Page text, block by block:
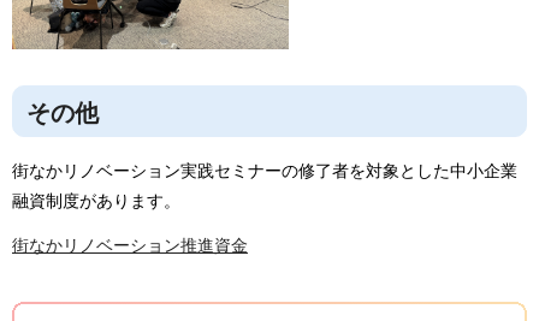
その他
街なかリノベーション実践セミナーの修了者を対象とした中小企業
融資制度があります。
街なかリノベーション推進資金